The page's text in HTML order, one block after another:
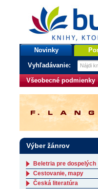
bux.sk
knihy, ktorými žijete
Úvodná stránka
Novinky
Vyhľadávanie:
Všeobecné podmienky
Výber žánrov
Beletria pre dospelých
Cestovanie, mapy
Česká literatúra